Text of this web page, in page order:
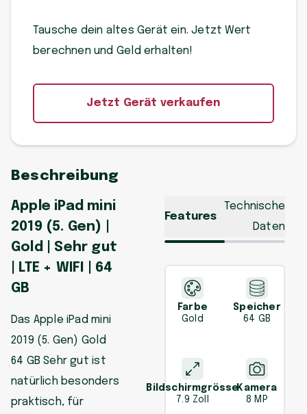
Tausche dein altes Gerät ein. Jetzt Wert
berechnen und Geld erhalten!
Jetzt Gerät verkaufen
Beschreibung
Apple iPad mini
2019 (5. Gen) |
Gold | Sehr gut
| LTE + WIFI | 64
GB
Das Apple iPad mini
2019 (5. Gen) Gold
64 GB Sehr gut ist
natürlich besonders
praktisch, für
Features
Technische
Daten
Farbe
Gold
Speicher
64 GB
Bildschirmgrösse
7.9 Zoll
Kamera
8 MP